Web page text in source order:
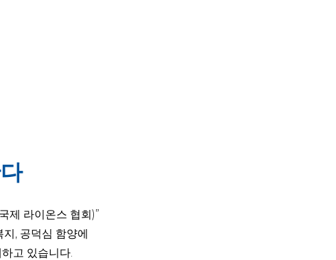
라이온스 협회)”
, 공덕심 함양에
고 있습니다.